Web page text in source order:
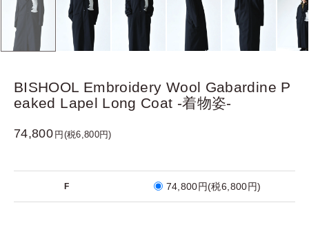
BISHOOL Embroidery Wool Gabardine P
eaked Lapel Long Coat -着物姿-
74,800 円(税6,800円)
F 74,800円(税6,800円)